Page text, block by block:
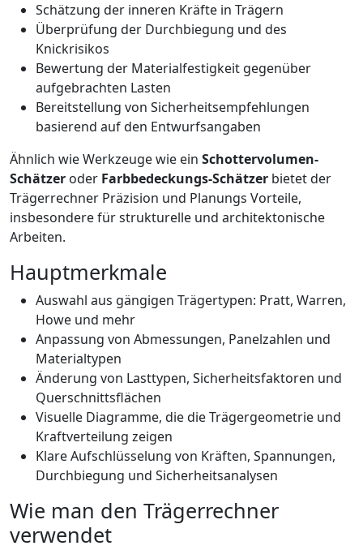
Schätzung der inneren Kräfte in Trägern
Überprüfung der Durchbiegung und des
Knickrisikos
Bewertung der Materialfestigkeit gegenüber
aufgebrachten Lasten
Bereitstellung von Sicherheitsempfehlungen
basierend auf den Entwurfsangaben
Ähnlich wie Werkzeuge wie ein Schottervolumen-
Schätzer oder Farbbedeckungs-Schätzer bietet der
Trägerrechner Präzision und Planungs Vorteile,
insbesondere für strukturelle und architektonische
Arbeiten.
Hauptmerkmale
Auswahl aus gängigen Trägertypen: Pratt, Warren,
Howe und mehr
Anpassung von Abmessungen, Panelzahlen und
Materialtypen
Änderung von Lasttypen, Sicherheitsfaktoren und
Querschnittsflächen
Visuelle Diagramme, die die Trägergeometrie und
Kraftverteilung zeigen
Klare Aufschlüsselung von Kräften, Spannungen,
Durchbiegung und Sicherheitsanalysen
Wie man den Trägerrechner
verwendet